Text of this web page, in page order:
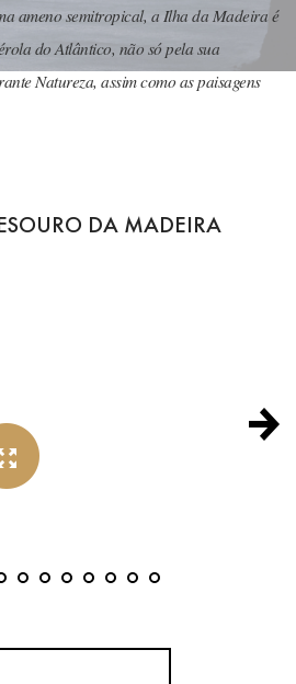
ameno semitropical, a Ilha da Madeira é
do Atlântico, não só pela sua
Natureza, assim como as paisagens
DA MADEIRA